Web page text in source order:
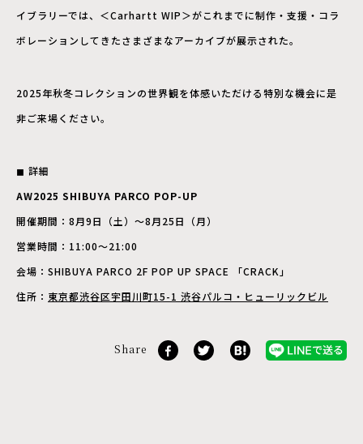
イブラリーでは、＜Carhartt WIP＞がこれまでに制作・支援・コラ
ボレーションしてきたさまざまなアーカイブが展示された。
2025年秋冬コレクションの世界観を体感いただける特別な機会に是
非ご来場ください。
◼︎ 詳細
AW2025 SHIBUYA PARCO POP-UP
開催期間：8月9日（土）～8月25日（月）
営業時間：11:00～21:00
会場：SHIBUYA PARCO 2F POP UP SPACE 「CRACK」
住所： 東京都渋谷区宇田川町15-1 渋谷パルコ・ヒューリックビル
Share